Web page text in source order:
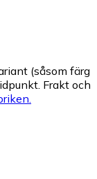
(såsom färg
Frakt och